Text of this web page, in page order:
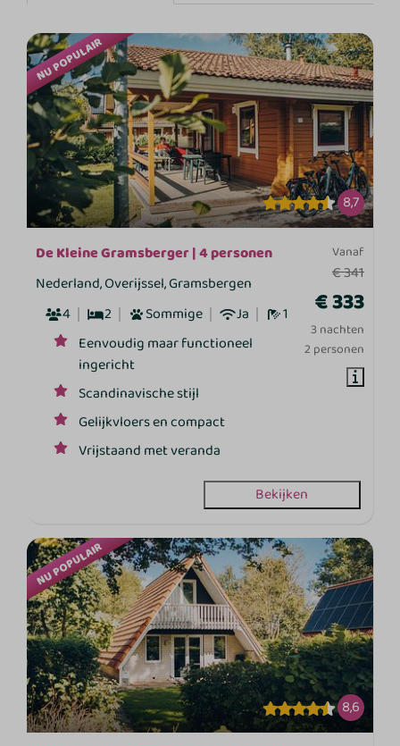
NU POPULAIR
8,7
Vanaf
€ 341
€ 333
3 nachten
2 personen
De Kleine Gramsberger | 4 personen
Nederland, Overijssel, Gramsbergen
4
2 Sommige Ja
1
Eenvoudig maar functioneel
ingericht
Scandinavische stijl
Gelijkvloers en compact
Vrijstaand met veranda
Bekijken
NU POPULAIR
8,6